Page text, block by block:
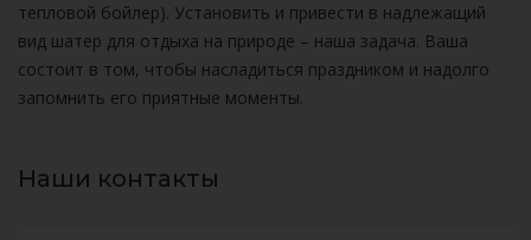
тепловой бойлер). Установить и привести в надлежащий
вид шатер для отдыха на природе – наша задача. Ваша
состоит в том, чтобы насладиться праздником и надолго
запомнить его приятные моменты.
Наши контакты